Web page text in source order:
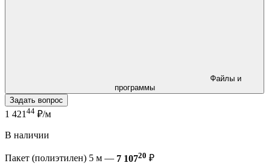
программы
Задать вопрос
1 421 44 ₽/м
В наличии
Пакет (полиэтилен) 5 м — 7 10720 ₽